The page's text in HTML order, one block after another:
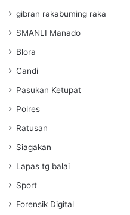
gibran rakabuming raka
SMANLI Manado
Blora
Candi
Pasukan Ketupat
Polres
Ratusan
Siagakan
Lapas tg balai
Sport
Forensik Digital